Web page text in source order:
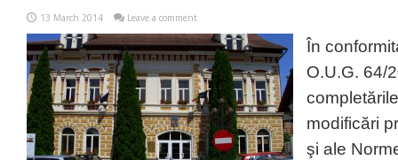
13 March 2014 Leave a comment
În
O.U.G. 64/
modificări
şi ale